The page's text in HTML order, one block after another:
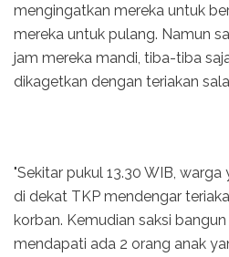
mengingatkan mereka untuk
mereka untuk pulang. Namun
jam mereka mandi, tiba-tiba
dikagetkan dengan teriakan
"Sekitar pukul 13.30 WIB,
di dekat TKP mendengar
korban. Kemudian saksi
mendapati ada 2 orang anak